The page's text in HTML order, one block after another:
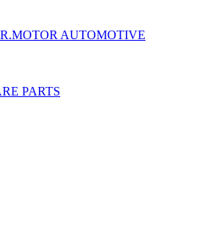
AUTOMOTIVE
PARTS